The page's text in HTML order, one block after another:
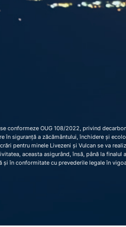
conformeze OUG 108/2022, privind
în siguranță a zăcământului, închidere și
pentru minele Livezeni și Vulcan se va
aceasta asigurând, însă, până la finalul
în conformitate cu prevederile legale în